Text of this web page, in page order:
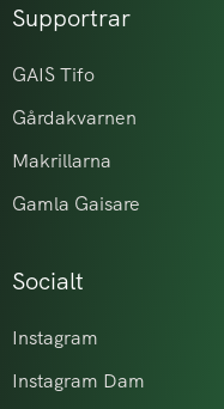
Supportrar
GAIS Tifo
Gårdakvarnen
Makrillarna
Gamla Gaisare
Socialt
Instagram
Instagram Dam